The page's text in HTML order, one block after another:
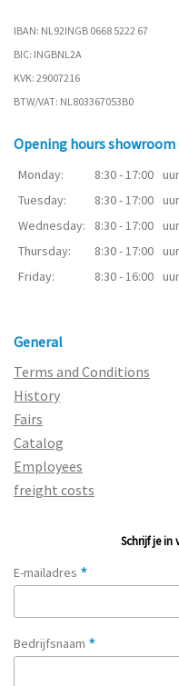
IBAN: NL92INGB 0668 5222 67
BIC: INGBNL2A
KVK: 29007216
BTW/VAT: NL803367053B0
Opening hours showroom
Monday: 8:30 - 17:00 uur
Tuesday:
8:30 - 17:00 uur
Wednesday:
8:30 - 17:00 uur
Thursday:
8:30 - 17:00 uur
Friday:
8:30 - 16:00 uur
General
Terms and Conditions
History
Fairs
Catalog
Employees
freight costs
Schrijf je in
E-mailadres *
Bedrijfsnaam *